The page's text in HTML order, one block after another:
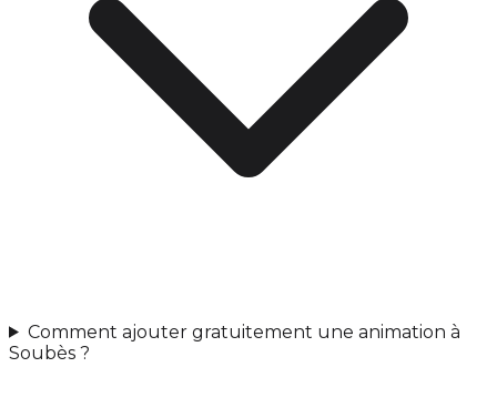
Comment ajouter gratuitement une animation à
Soubès ?